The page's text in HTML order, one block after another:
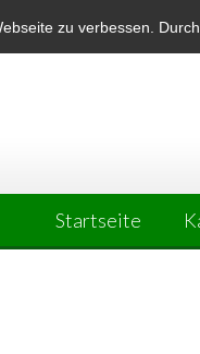
zu verbessen.
Startseite